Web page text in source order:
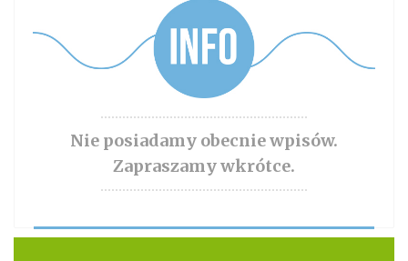
Nie posiadamy obecnie wpisów.
Zapraszamy wkrótce.